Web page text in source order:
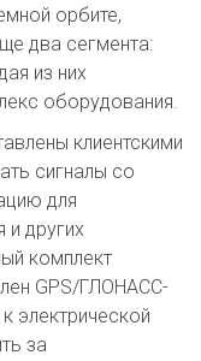
орбите,
два сегмента:
из них
оборудования.
клиентскими
сигналы со
для
и других
комплект
GPS/ГЛОНАСС-
электрической
за